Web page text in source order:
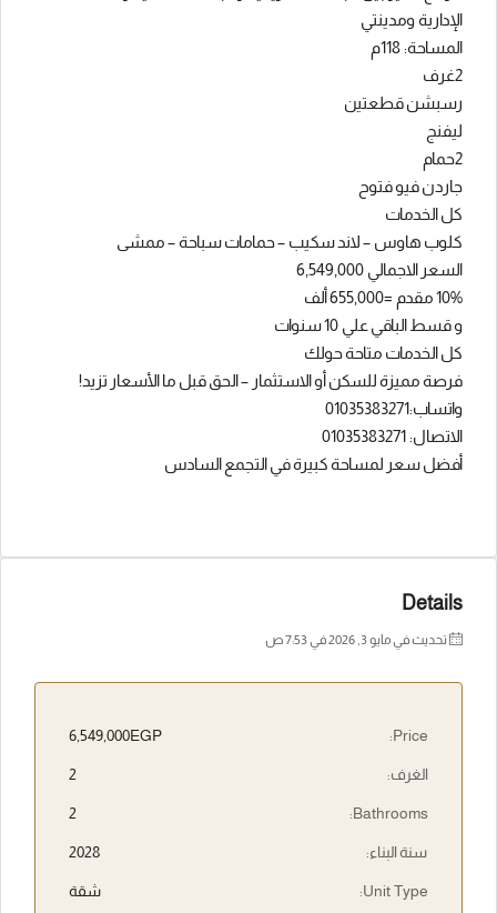
الإدارية ومدينتي
المساحة: 118م
2غرف
رسبشن قطعتين
ليفنج
2حمام
جاردن فيو فتوح
كل الخدمات
كلوب هاوس – لاند سكيب – حمامات سباحة – ممشى
السعر الاجمالي 6,549,000
10% مقدم =655,000 ألف
و قسط الباقي علي 10 سنوات
كل الخدمات متاحة حولك
فرصة مميزة للسكن أو الاستثمار – الحق قبل ما الأسعار تزيد!
واتساب:01035383271
الاتصال: 01035383271
أفضل سعر لمساحة كبيرة في التجمع السادس
Details
تحديث في مايو 3, 2026 في 7:53 ص
Price:
6,549,000EGP
الغرف: 2
Bathrooms:
2
سنة البناء: 2028
Unit Type: شقة